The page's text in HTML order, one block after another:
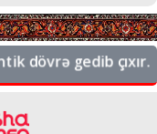
dövrə gedib çıxır.